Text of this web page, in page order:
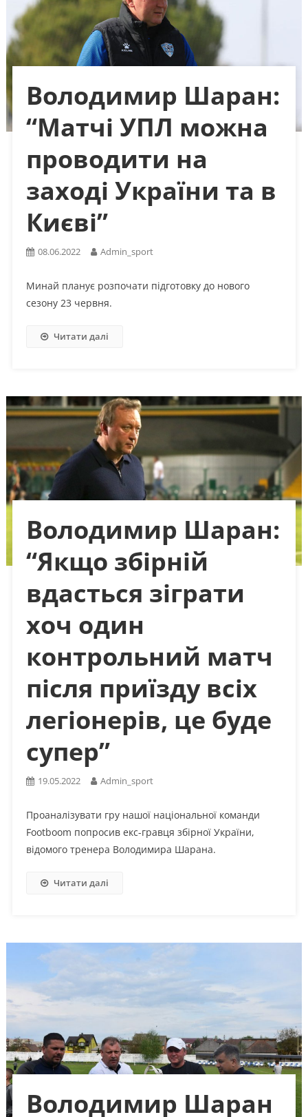
Володимир Шаран:
“Матчі УПЛ можна
проводити на
заході України та в
Києві”
08.06.2022 Admin_sport
Минай планує розпочати підготовку до нового
сезону 23 червня.
Читати далі
Володимир Шаран:
“Якщо збірній
вдасться зіграти
хоч один
контрольний матч
після приїзду всіх
легіонерів, це буде
супер”
19.05.2022 Admin_sport
Проаналізувати гру нашої національної команди
Footboom попросив екс-гравця збірної України,
відомого тренера Володимира Шарана.
Читати далі
Володимир Шаран